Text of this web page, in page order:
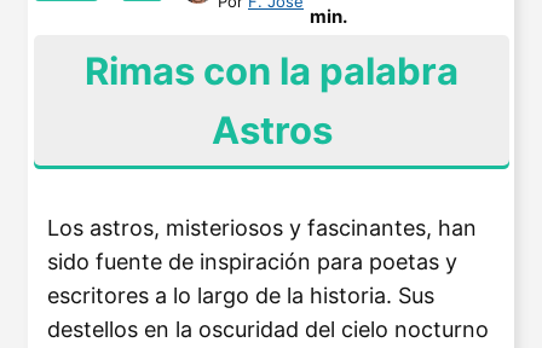
min.
Rimas con la palabra
Astros
Los astros, misteriosos y fascinantes, han
sido fuente de inspiración para poetas y
escritores a lo largo de la historia. Sus
destellos en la oscuridad del cielo nocturno